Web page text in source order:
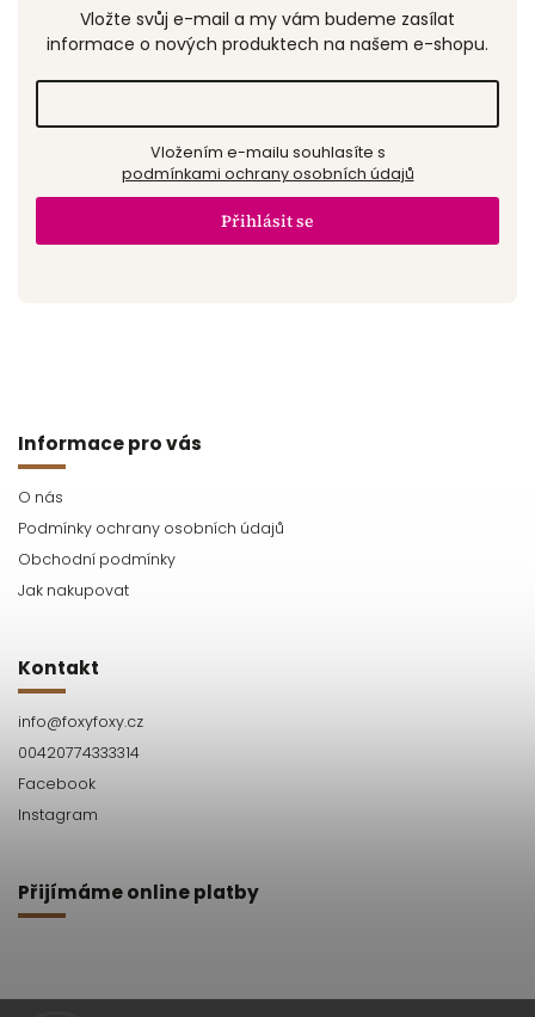
Vložte svůj e-mail a my vám budeme zasílat
informace o nových produktech na našem e-shopu.
podmínkami ochrany osobních údajů
Přihlásit se
Informace pro vás
O nás
Podmínky ochrany osobních údajů
Obchodní podmínky
Jak nakupovat
Kontakt
info@foxyfoxy.cz
00420774333314
Facebook
Instagram
Přijímáme online platby